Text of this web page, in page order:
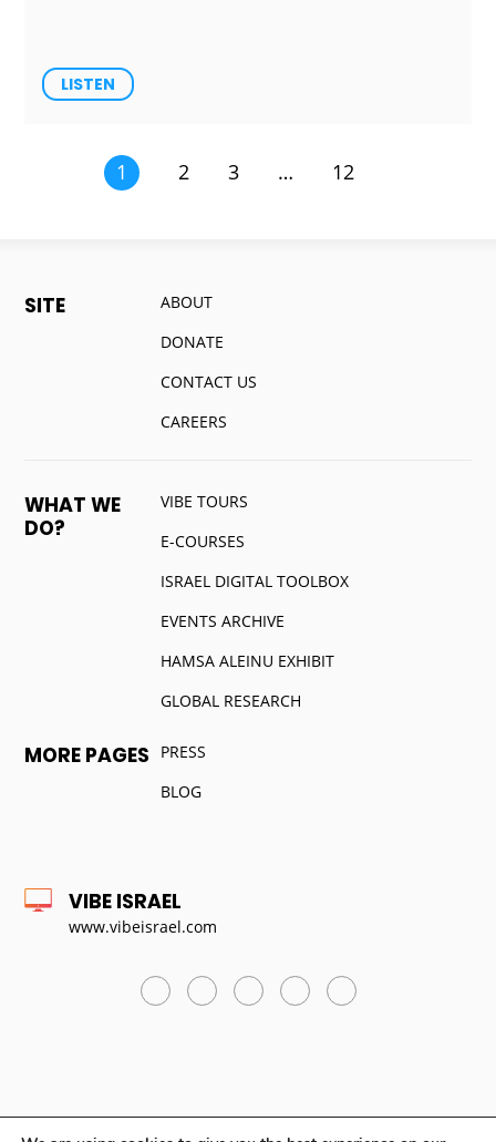
LISTEN
1 2 3 … 12
SITE
ABOUT
DONATE
CONTACT US
CAREERS
WHAT WE
DO?
VIBE TOURS
E-COURSES
ISRAEL DIGITAL TOOLBOX
EVENTS ARCHIVE
HAMSA ALEINU EXHIBIT
GLOBAL RESEARCH
MORE PAGES
PRESS
BLOG
VIBE ISRAEL
www.vibeisrael.com